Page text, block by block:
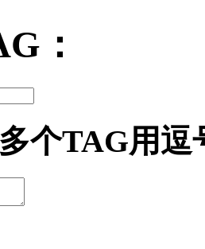
：
多个TAG用